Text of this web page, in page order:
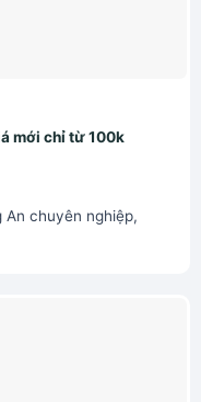
mới chỉ từ 100k
chuyên nghiệp,